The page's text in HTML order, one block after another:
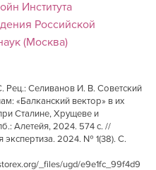
Института
Российской
(Москва)
Рец.: Селиванов И. В. Советский
«Балканский вектор» в их
Сталине, Хрущеве и
Алетейя, 2024. 574 с. //
экспертиза. 2024. № 1(38). С.
_files/ugd/e9e1fc_99f4d9